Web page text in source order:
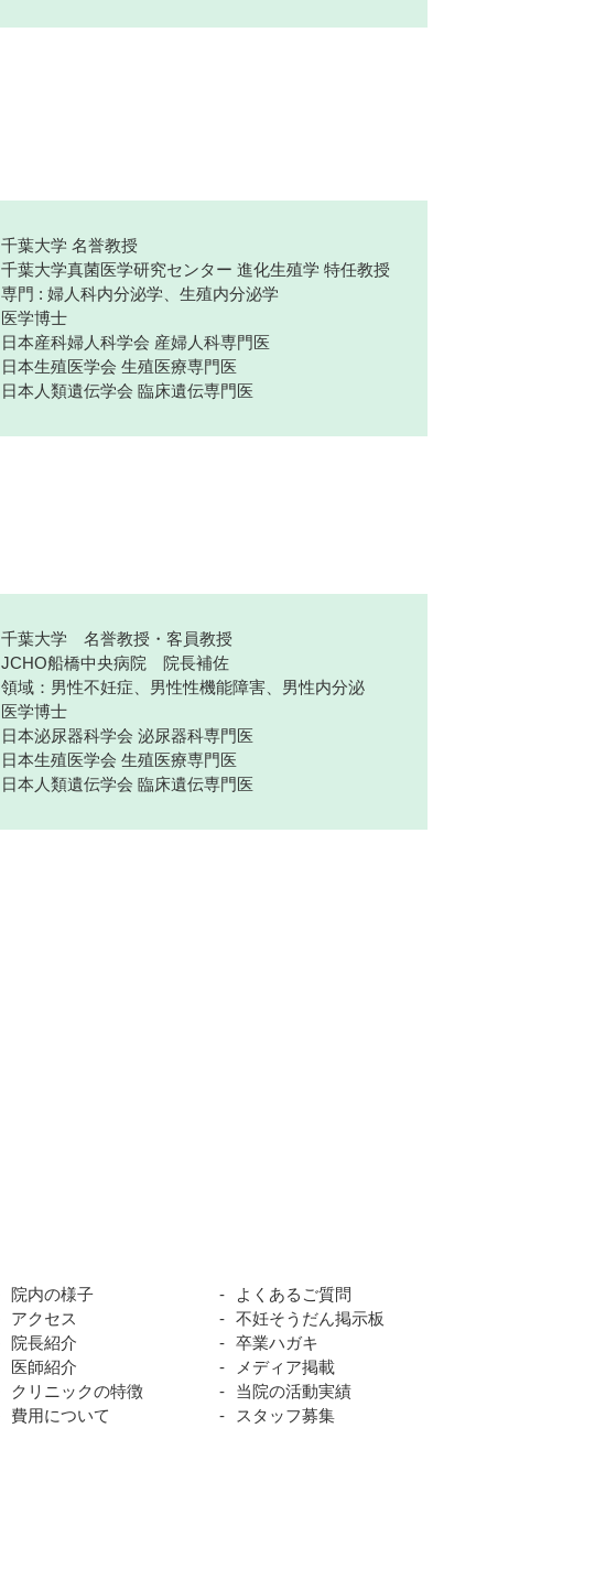
千葉大学 名誉教授
千葉大学真菌医学研究センター 進化生殖学 特任教授
専門 : 婦人科内分泌学、生殖内分泌学
医学博士
日本産科婦人科学会 産婦人科専門医
日本生殖医学会 生殖医療専門医
日本人類遺伝学会 臨床遺伝専門医
千葉大学 名誉教授・客員教授
JCHO船橋中央病院 院長補佐
領域：男性不妊症、男性性機能障害、男性内分泌
医学博士
日本泌尿器科学会 泌尿器科専門医
日本生殖医学会 生殖医療専門医
日本人類遺伝学会 臨床遺伝専門医
院内の様子
アクセス
院長紹介
医師紹介
クリニックの特徴
費用について
よくあるご質問
不妊そうだん掲示板
卒業ハガキ
メディア掲載
当院の活動実績
スタッフ募集